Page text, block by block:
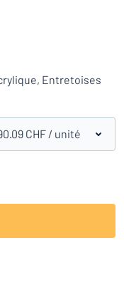
? À vous de
Entretoises
CHF / unité